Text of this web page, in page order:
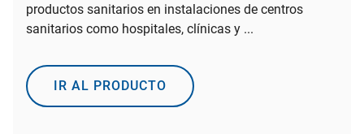
productos sanitarios en instalaciones de centros
sanitarios como hospitales, clínicas y ...
IR AL PRODUCTO